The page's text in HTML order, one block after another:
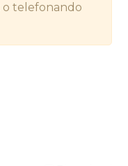
o telefonando